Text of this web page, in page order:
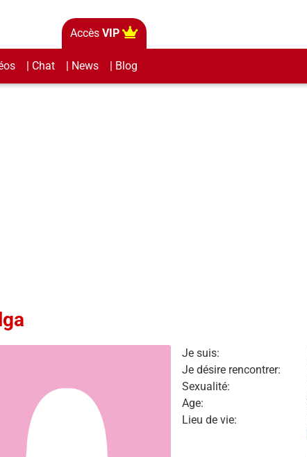
Accès VIP
| Chat | News | Blog
Je suis:
Je désire rencontrer:
Sexualité:
Age:
Lieu de vie: